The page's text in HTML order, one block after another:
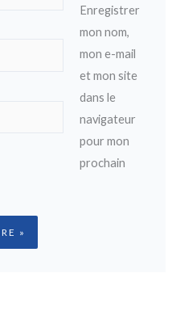
Enregistrer
mon nom,
mon e-mail
et mon site
dans le
navigateur
pour mon
prochain